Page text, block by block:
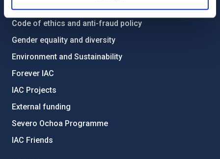
Transparency
Code of ethics and anti-fraud policy
Gender equality and diversity
Environment and Sustainability
Forever IAC
IAC Projects
External funding
Severo Ochoa Programme
IAC Friends